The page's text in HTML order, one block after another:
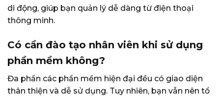
di động, giúp bạn quản lý dễ dàng từ điện thoại
thông minh.
Có cần đào tạo nhân viên khi sử dụng
phần mềm không?
Đa phần các phần mềm hiện đại đều có giao diện
thân thiện và dễ sử dụng. Tuy nhiên, bạn vẫn nên tổ